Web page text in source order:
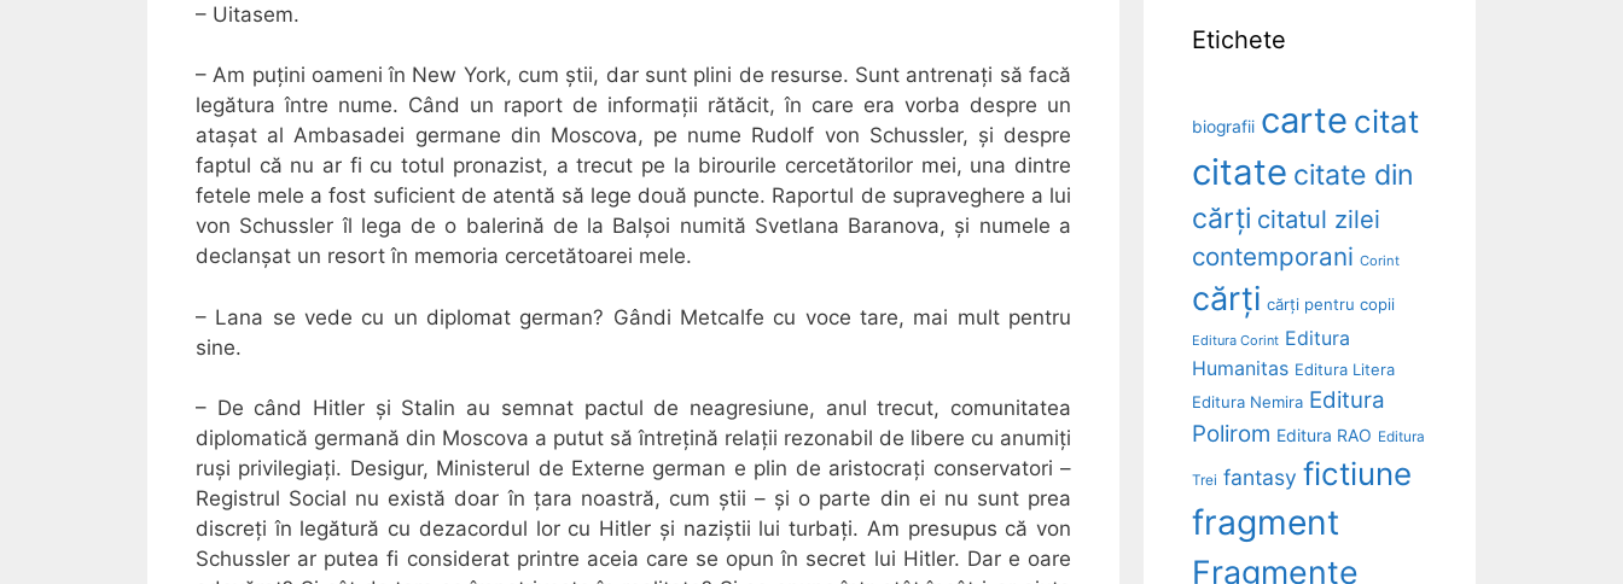
– Uitasem.
– Am puțini oameni în New York, cum știi, dar sunt plini de resurse. Sunt antrenați să facă
legătura între nume. Când un raport de informații rătăcit, în care era vorba despre un
atașat al Ambasadei germane din Moscova, pe nume Rudolf von Schussler, și despre
faptul că nu ar fi cu totul pronazist, a trecut pe la birourile cercetătorilor mei, una dintre
fetele mele a fost suficient de atentă să lege două puncte. Raportul de supraveghere a lui
von Schussler îl lega de o balerină de la Balșoi numită Svetlana Baranova, și numele a
declanșat un resort în memoria cercetătoarei mele.
– Lana se vede cu un diplomat german? Gândi Metcalfe cu voce tare, mai mult pentru
sine.
– De când Hitler și Stalin au semnat pactul de neagresiune, anul trecut, comunitatea
diplomatică germană din Moscova a putut să întrețină relații rezonabil de libere cu anumiți
ruși privilegiați. Desigur, Ministerul de Externe german e plin de aristocrați conservatori –
Registrul Social nu există doar în țara noastră, cum știi – și o parte din ei nu sunt prea
discreți în legătură cu dezacordul lor cu Hitler și naziștii lui turbați. Am presupus că von
Schussler ar putea fi considerat printre aceia care se opun în secret lui Hitler. Dar e oare
Etichete
biografii carte citat
citate citate din
cărți citatul zilei
contemporani Corint
cărți cărți pentru copii
Editura Corint Editura
Humanitas Editura Litera
Editura Nemira Editura
Polirom Editura RAO Editura
Trei fantasy fictiune
fragment
Fragmente